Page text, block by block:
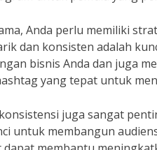
Anda perlu memiliki
dan konsisten adalah
bisnis Anda dan juga
yang tepat untuk
juga sangat
untuk membangun